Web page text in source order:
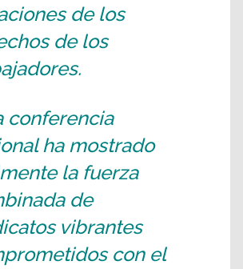
de los
de los
conferencia
ha mostrado
la fuerza
de
vibrantes
con el